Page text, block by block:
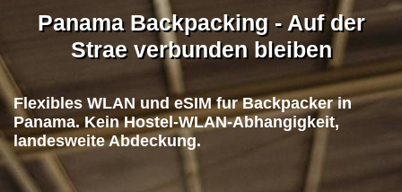
Panama Backpacking - Auf der
Strae verbunden bleiben
Flexibles WLAN und eSIM fur Backpacker in
Panama. Kein Hostel-WLAN-Abhangigkeit,
landesweite Abdeckung.